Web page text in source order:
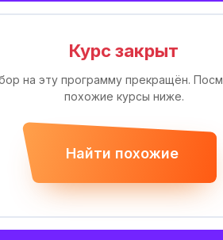
Курс закрыт
на эту программу прекращён.
похожие курсы ниже.
Найти похожие